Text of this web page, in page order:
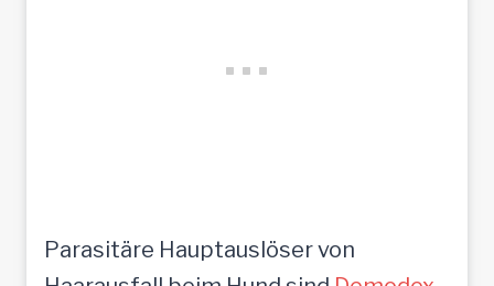
Parasitäre Hauptauslöser von